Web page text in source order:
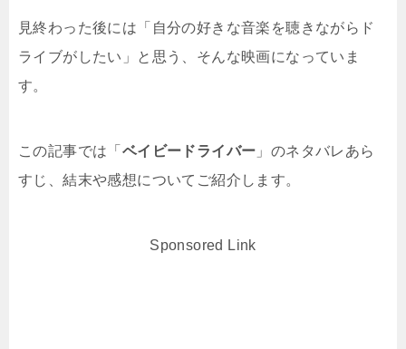
見終わった後には「自分の好きな音楽を聴きながらド
ライブがしたい」と思う、そんな映画になっていま
す。
この記事では「 ベイビードライバー 」のネタバレあら
すじ、結末や感想についてご紹介します。
Sponsored Link